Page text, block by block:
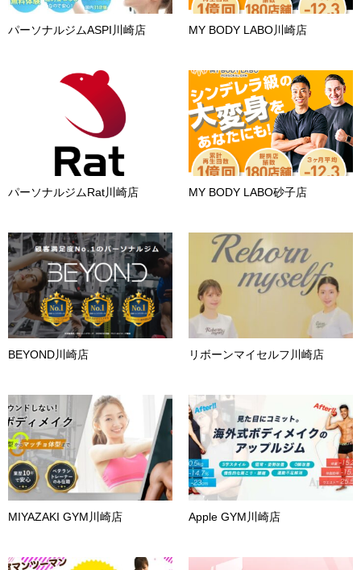
パーソナルジムASPI川崎店 MY BODY LABO川崎店
パーソナルジムRat川崎店 MY BODY LABO砂子店
BEYOND川崎店 リボーンマイセルフ川崎店
MIYAZAKI GYM川崎店 Apple GYM川崎店